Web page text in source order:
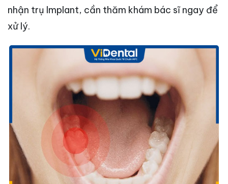
nhận trụ Implant, cần thăm khám bác sĩ ngay để
xử lý.